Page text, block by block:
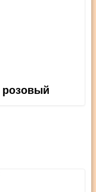
розовый